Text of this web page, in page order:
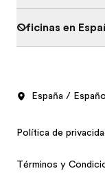
Oficinas en
España /
Política de
Términos y